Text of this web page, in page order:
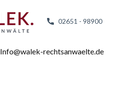
02651 - 98900
Info@walek-rechtsanwaelte.de